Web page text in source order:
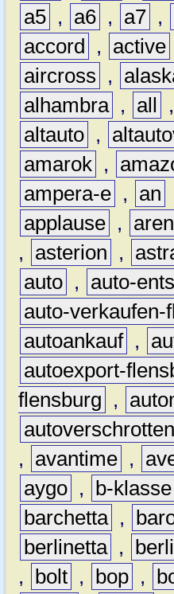
a5 , a6 , a7 ,
accord
, active
aircross
,
alhambra , all ,
altauto ,
amarok ,
ampera-e , an
applause ,
,
asterion ,
auto , auto-
auto-verkaufen-
autoankauf ,
autoexport-
flensburg
,
autoverschrotten
,
avantime ,
aygo , b-klasse
barchetta ,
berlinetta ,
,
bolt , bop ,